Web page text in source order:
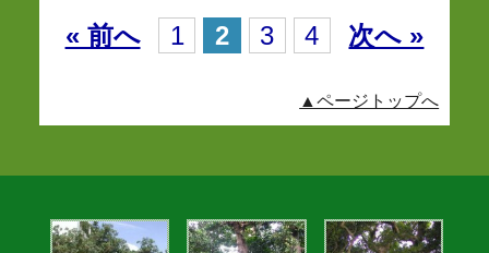
« 前へ 1 2 3 4 次へ »
▲ページトップへ